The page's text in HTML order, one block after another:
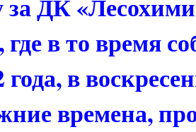
ДК
в то время
в
времена,